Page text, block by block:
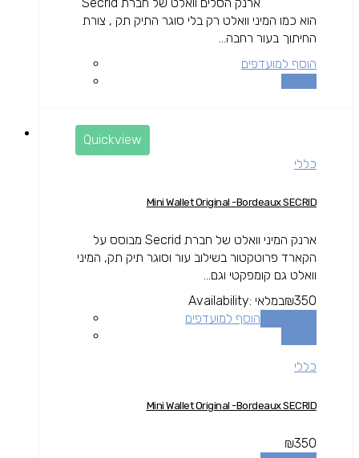
הוא כמו המיני וואלט רק בלי סוגר התיק תק , צורת
החיתוך בעור רחבה...
הוסף למועדפים
Quickview
כללי
Mini Wallet Original -Bordeaux SECRID
ארנק המיני וואלט של חברת Secrid מבוסס על
הקארד פרוטקטור בשילוב עור וסוגר תיק תק, המיני
וואלט גם קומפקטי וגם...
₪350
Availability: במלאי
הוסף למועדפים
כללי
Mini Wallet Original -Bordeaux SECRID
₪350